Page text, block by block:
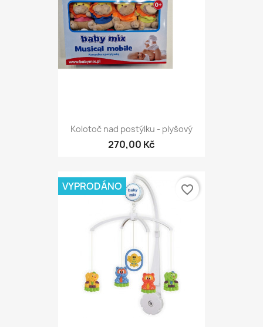
Kolotoč nad postýlku - plyšový
270,00 Kč
VYPRODÁNO favorite_border